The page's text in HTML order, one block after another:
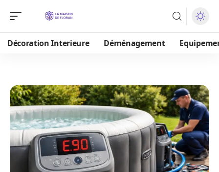
Décoration Interieure Déménagement